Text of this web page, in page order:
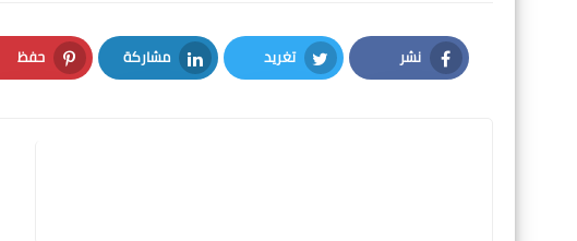
نشر
Facebook
تغريد
Twitter
مشاركة
LinkedIn
حفظ
Pinterest